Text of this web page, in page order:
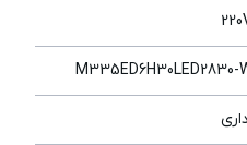
M335ED6H30LED2830-